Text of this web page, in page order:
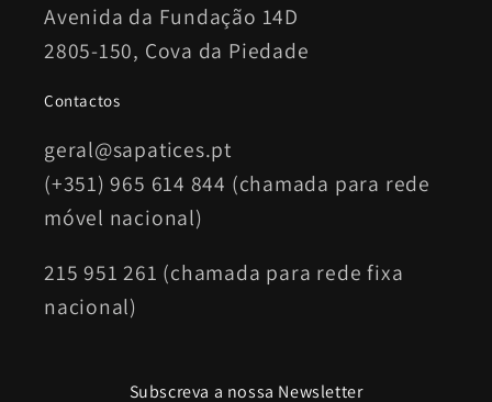
Avenida da Fundação 14D
2805-150, Cova da Piedade
Contactos
geral@sapatices.pt
(+351) 965 614 844 (chamada para rede
móvel nacional)
215 951 261 (chamada para rede fixa
nacional)
Subscreva a nossa Newsletter